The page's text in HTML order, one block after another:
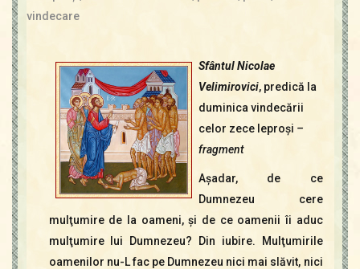
Calendar
Glosar
Repere
Contact
vindecare
Sfântul Nicolae
Velimirovici, predică la
duminica vindecării
celor zece leproşi –
fragment
Aşadar, de ce
Dumnezeu cere
mulţumire de la oameni, şi de ce oamenii îi aduc
mulţumire lui Dumnezeu? Din iubire. Mulţumirile
oamenilor nu-L fac pe Dumnezeu nici mai slăvit, nici